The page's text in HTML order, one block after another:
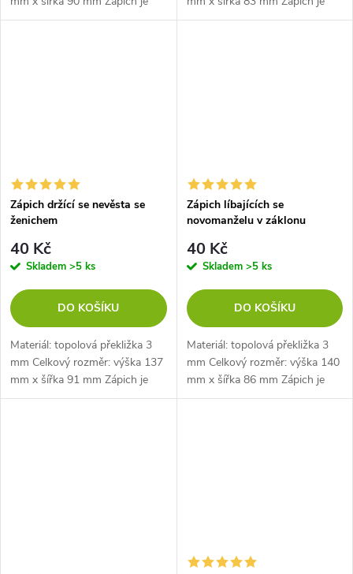
dlouhý 36 mm
dlouhý 36 mm
Zápich držící se nevěsta se
ženichem
40 Kč
Skladem >5 ks
DO KOŠÍKU
Materiál: topolová překližka 3
mm Celkový rozměr: výška 137
mm x šířka 91 mm Zápich je
dlouhý 35 mm
Zápich líbajících se
novomanželu v záklonu
40 Kč
Skladem >5 ks
DO KOŠÍKU
Materiál: topolová překližka 3
mm Celkový rozměr: výška 140
mm x šířka 86 mm Zápich je
dlouhý 35 mm